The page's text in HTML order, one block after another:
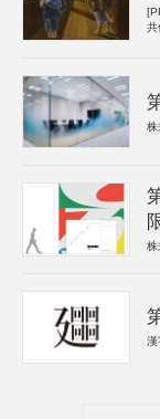
共
株
株
漢